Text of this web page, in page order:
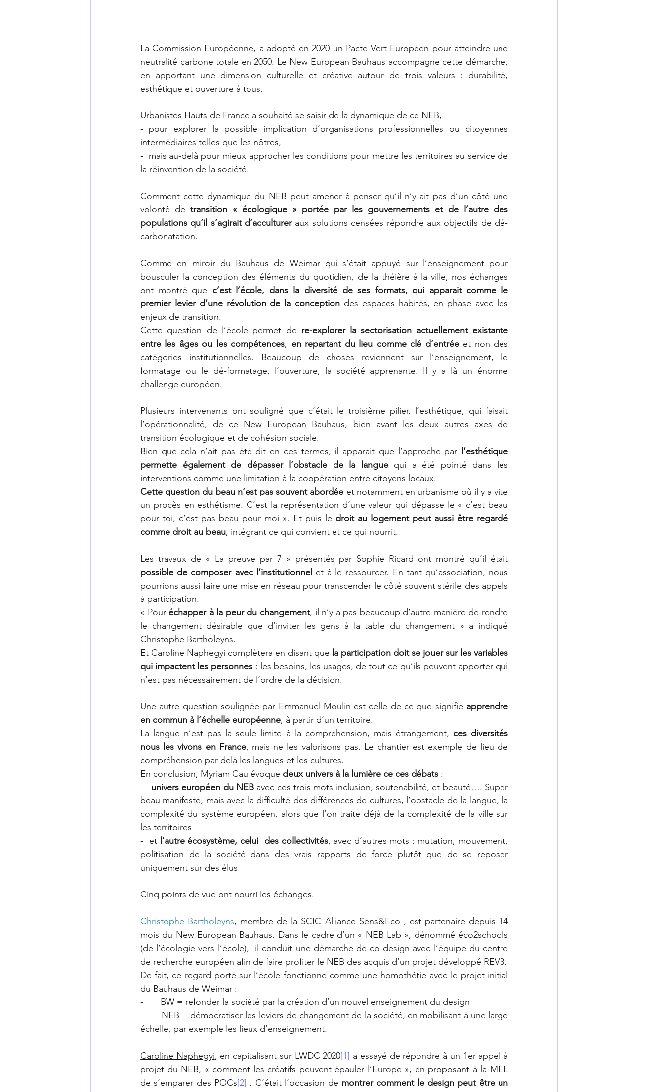
La Commission Européenne, a adopté en 2020 un Pacte Vert Européen pour atteindre une
neutralité carbone totale en 2050. Le New European Bauhaus accompagne cette démarche,
en apportant une dimension culturelle et créative autour de trois valeurs : durabilité,
esthétique et ouverture à tous.
Urbanistes Hauts de France a souhaité se saisir de la dynamique de ce NEB,
- pour explorer la possible implication d’organisations professionnelles ou citoyennes
intermédiaires telles que les nôtres,
-  mais au-delà pour mieux approcher les conditions pour mettre les territoires au service de
la réinvention de la société.
Comment cette dynamique du NEB peut amener à penser qu’il n’y ait pas d’un côté une
volonté de transition « écologique » portée par les gouvernements et de l’autre des
populations qu’il s’agirait d’acculturer aux solutions censées répondre aux objectifs de dé-
carbonatation.
Comme en miroir du Bauhaus de Weimar qui s’était appuyé sur l’enseignement pour
bousculer la conception des éléments du quotidien, de la théière à la ville, nos échanges
ont montré que c’est l’école, dans la diversité de ses formats, qui apparait comme le
premier levier d’une révolution de la conception des espaces habités, en phase avec les
enjeux de transition.
Cette question de l’école permet de re-explorer la sectorisation actuellement existante
entre les âges ou les compétences, en repartant du lieu comme clé d’entrée et non des
catégories institutionnelles. Beaucoup de choses reviennent sur l’enseignement, le
formatage ou le dé-formatage, l’ouverture, la société apprenante. Il y a là un énorme
challenge européen.
Plusieurs intervenants ont souligné que c’était le troisième pilier, l’esthétique, qui faisait
l’opérationnalité, de ce New European Bauhaus, bien avant les deux autres axes de
transition écologique et de cohésion sociale.
Bien que cela n’ait pas été dit en ces termes, il apparait que l’approche par l’esthétique
permette également de dépasser l’obstacle de la langue qui a été pointé dans les
interventions comme une limitation à la coopération entre citoyens locaux.
Cette question du beau n’est pas souvent abordée et notamment en urbanisme où il y a vite
un procès en esthétisme. C’est la représentation d’une valeur qui dépasse le « c’est beau
pour toi, c’est pas beau pour moi ». Et puis le droit au logement peut aussi être regardé
comme droit au beau, intégrant ce qui convient et ce qui nourrit.
possible de composer avec l’institutionnel et à le ressourcer. En tant qu’association, nous
pourrions aussi faire une mise en réseau pour transcender le côté souvent stérile des appels
à participation.
« Pour échapper à la peur du changement, il n’y a pas beaucoup d’autre manière de rendre
le changement désirable que d’inviter les gens à la table du changement » a indiqué
Christophe Bartholeyns.
Et Caroline Naphegyi complètera en disant que la participation doit se jouer sur les variables
qui impactent les personnes : les besoins, les usages, de tout ce qu’ils peuvent apporter qui
n’est pas nécessairement de l’ordre de la décision.
Une autre question soulignée par Emmanuel Moulin est celle de ce que signifie apprendre
en commun à l’échelle européenne, à partir d’un territoire.
La langue n’est pas la seule limite à la compréhension, mais étrangement, ces diversités
nous les vivons en France, mais ne les valorisons pas. Le chantier est exemple de lieu de
compréhension par-delà les langues et les cultures.
En conclusion, Myriam Cau évoque deux univers à la lumière ce ces débats :
- univers européen du NEB avec ces trois mots inclusion, soutenabilité, et beauté…. Super
beau manifeste, mais avec la difficulté des différences de cultures, l’obstacle de la langue, la
complexité du système européen, alors que l’on traite déjà de la complexité de la ville sur
les territoires
-  et l’autre écosystème, celui  des collectivités, avec d’autres mots : mutation, mouvement,
politisation de la société dans des vrais rapports de force plutôt que de se reposer
uniquement sur des élus
Cinq points de vue ont nourri les échanges.
Christophe Bartholeyns, membre de la SCIC Alliance Sens&Eco , est partenaire depuis 14
mois du New European Bauhaus. Dans le cadre d’un « NEB Lab », dénommé éco2schools
(de l’écologie vers l’école),  il conduit une démarche de co-design avec l’équipe du centre
de recherche européen afin de faire profiter le NEB des acquis d’un projet développé REV3.
De fait, ce regard porté sur l’école fonctionne comme une homothétie avec le projet initial
du Bauhaus de Weimar :
-       BW = refonder la société par la création d’un nouvel enseignement du design
-       NEB = démocratiser les leviers de changement de la société, en mobilisant à une large
échelle, par exemple les lieux d’enseignement.
Caroline Naphegyi, en capitalisant sur LWDC 2020[1] a essayé de répondre à un 1er appel à
projet du NEB, « comment les créatifs peuvent épauler l’Europe », en proposant à la MEL
de s’emparer des POCs[2] . C’était l’occasion de montrer comment le design peut être un